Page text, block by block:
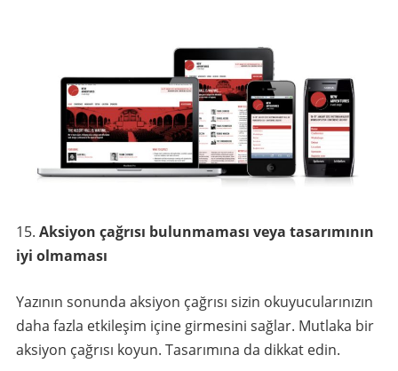
Aksiyon çağrısı bulunmaması veya tasarımının
iyi olmaması
Yazının sonunda aksiyon çağrısı sizin okuyucularınızın
daha fazla etkileşim içine girmesini sağlar. Mutlaka bir
aksiyon çağrısı koyun. Tasarımına da dikkat edin.